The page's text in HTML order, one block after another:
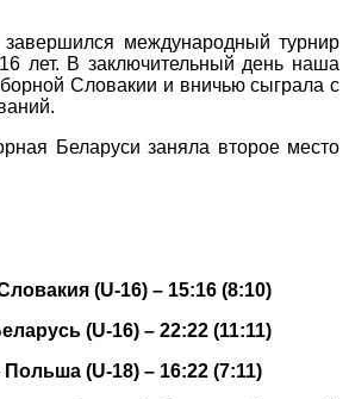
международный турнир
лет. В заключительный день наша
Словакии и вничью сыграла с
Беларуси заняла второе место
(U-16) – 15:16 (8:10)
(U-16) – 22:22 (11:11)
Польша (U-18) – 16:22 (7:11)